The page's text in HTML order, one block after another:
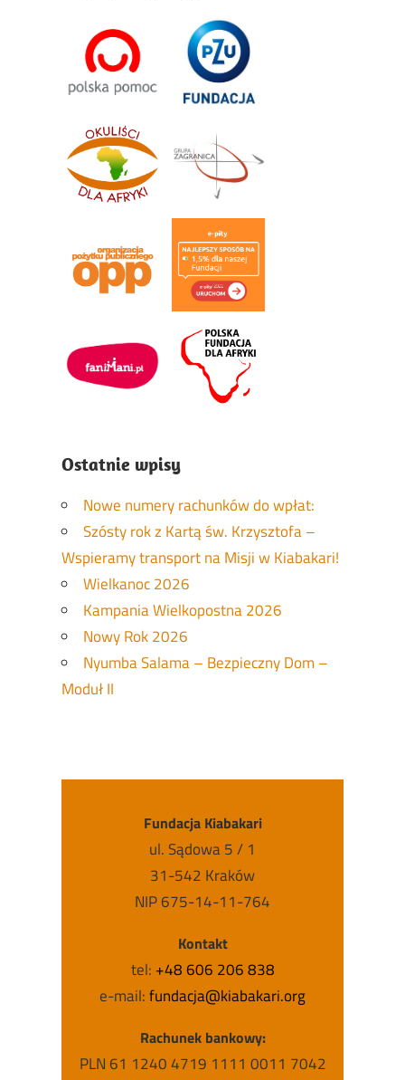
Ostatnie wpisy
Nowe numery rachunków do wpłat:
Szósty rok z Kartą św. Krzysztofa –
Wspieramy transport na Misji w Kiabakari!
Wielkanoc 2026
Kampania Wielkopostna 2026
Nowy Rok 2026
Nyumba Salama – Bezpieczny Dom –
Moduł II
Fundacja Kiabakari
ul. Sądowa 5 / 1
31-542 Kraków
NIP 675-14-11-764
Kontakt
tel: +48 606 206 838
e-mail:fundacja@kiabakari.org
Rachunek bankowy:
PLN 61 1240 4719 1111 0011 7042